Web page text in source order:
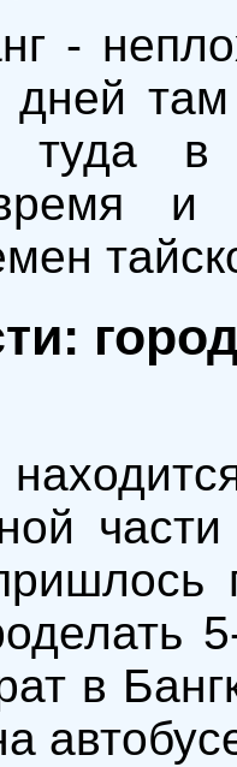
-
там
туда
и
в